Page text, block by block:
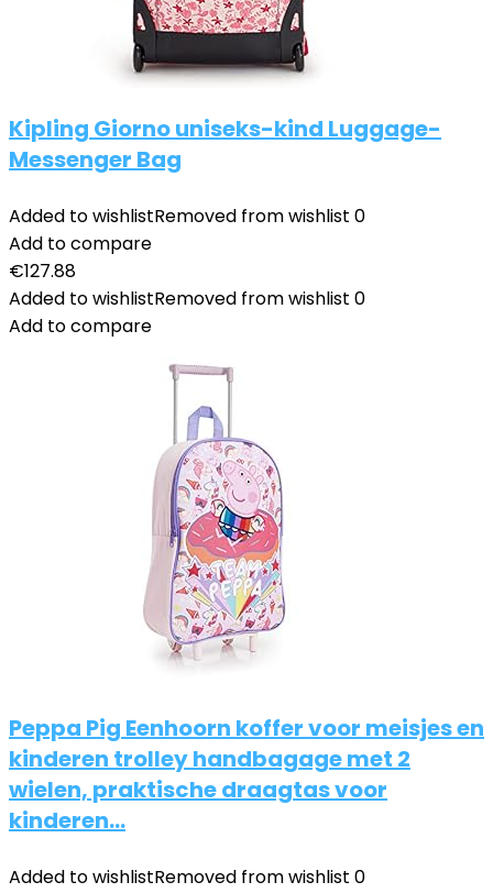
Kipling Giorno uniseks-kind Luggage-
Messenger Bag
Added to wishlistRemoved from wishlist 0
Add to compare
€127.88
Added to wishlistRemoved from wishlist 0
Add to compare
Peppa Pig Eenhoorn koffer voor meisjes en
kinderen trolley handbagage met 2
wielen, praktische draagtas voor
kinderen…
Added to wishlistRemoved from wishlist 0